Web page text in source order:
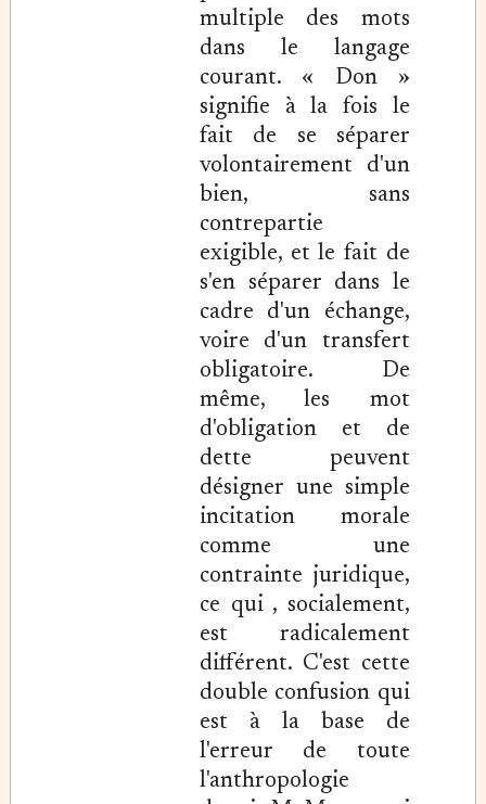
multiple des mots
dans le langage
courant. « Don »
signifie à la fois le
fait de se séparer
volontairement d'un
bien, sans
contrepartie
exigible, et le fait de
s'en séparer dans le
cadre d'un échange,
voire d'un transfert
obligatoire. De
même, les mot
d'obligation et de
dette peuvent
désigner une simple
incitation morale
comme une
contrainte juridique,
ce qui , socialement,
est radicalement
différent. C'est cette
double confusion qui
est à la base de
l'erreur de toute
l'anthropologie